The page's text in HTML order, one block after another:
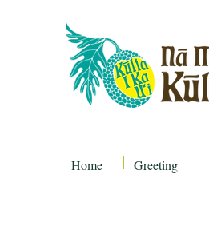
Home Greeting